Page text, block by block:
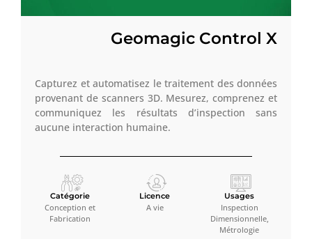
Geomagic Control X
Capturez et automatisez le traitement des données
provenant de scanners 3D. Mesurez, comprenez et
communiquez les résultats d’inspection sans
aucune interaction humaine.
Catégorie
Conception et
Fabrication
Licence
A vie
Usages
Inspection
Dimensionnelle,
Métrologie